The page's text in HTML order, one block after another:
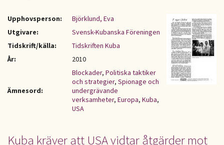
Upphovsperson:
Björklund, Eva
Utgivare:
Svensk-Kubanska Föreningen
Tidskrift/källa:
Tidskriften Kuba
År:
2010
Ämnesord:
Blockader, Politiska taktiker
och strategier, Spionage och
undergrävande
verksamheter, Europa, Kuba,
USA
Kuba kräver att USA vidtar åtgärder mot